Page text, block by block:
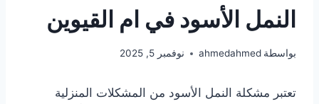
النمل الأسود في ام القيوين
بواسطة ahmedahmed نوفمبر 5, 2025
تعتبر مشكلة النمل الأسود من المشكلات المنزلية